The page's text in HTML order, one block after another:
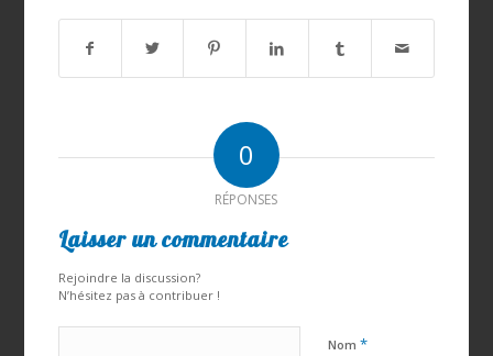
0
RÉPONSES
Laisser un commentaire
Rejoindre la discussion?
N’hésitez pas à contribuer !
Nom *